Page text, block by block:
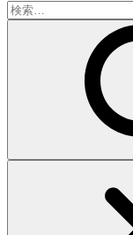
検
索: